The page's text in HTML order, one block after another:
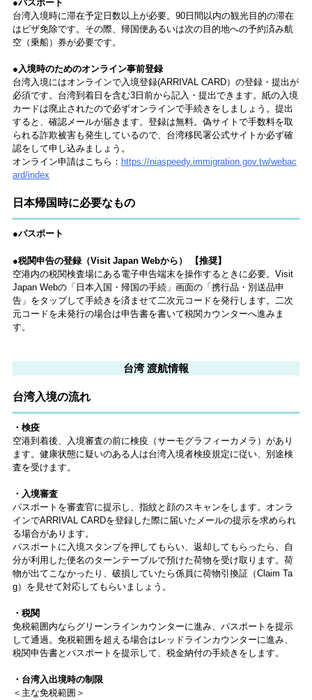
●パスポート
台湾入境時に滞在予定日数以上が必要。90日間以内の観光目的の滞在
はビザ免除です。その際、帰国便あるいは次の目的地への予約済み航
空（乗船）券が必要です。
●入境時のためのオンライン事前登録
台湾入境にはオンラインで入境登録(ARRIVAL CARD）の登録・提出が
必須です。台湾到着日を含む3日前から記入・提出できます。紙の入境
カードは廃止されたので必ずオンラインで手続きをしましょう。提出
すると、確認メールが届きます。登録は無料。偽サイトで手数料を取
られる詐欺被害も発生しているので、台湾移民署公式サイトか必ず確
認をして申し込みましょう。
オンライン申請はこちら： https://niaspeedy.immigration.gov.tw/webac
ard/index
日本帰国時に必要なもの
●パスポート
●税関申告の登録（Visit Japan Webから） 【推奨】
空港内の税関検査場にある電子申告端末を操作するときに必要。Visit
Japan Webの「日本入国・帰国の手続」画面の「携行品・別送品申
告」をタップして手続きを済ませて二次元コードを発行します。二次
元コードを未発行の場合は申告書を書いて税関カウンターへ進みま
す。
台湾 渡航情報
台湾入境の流れ
・検疫
空港到着後、入境審査の前に検疫（サーモグラフィーカメラ）があり
ます。健康状態に疑いのある人は台湾入境者検疫規定に従い、別途検
査を受けます。
・入境審査
パスポートを審査官に提示し、指紋と顔のスキャンをします。オンラ
インでARRIVAL CARDを登録した際に届いたメールの提示を求められ
る場合があります。
パスポートに入境スタンプを押してもらい、返却してもらったら、自
分が利用した便名のターンテーブルで預けた荷物を受け取ります。荷
物が出てこなかったり、破損していたら係員に荷物引換証（Claim Ta
g）を見せて対応してもらいましょう。
・税関
免税範囲内ならグリーンラインカウンターに進み、パスポートを提示
して通過。免税範囲を超える場合はレッドラインカウンターに進み、
税関申告書とパスポートを提示して、税金納付の手続きをします。
・台湾入出境時の制限
＜主な免税範囲＞